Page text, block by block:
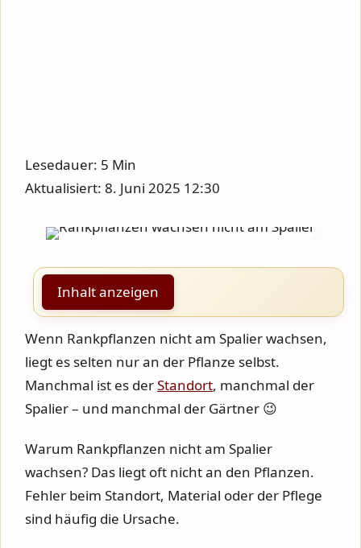
Lesedauer: 5 Min
Aktualisiert: 8. Juni 2025 12:30
Inhalt anzeigen
Wenn Rankpflanzen nicht am Spalier wachsen,
liegt es selten nur an der Pflanze selbst.
Manchmal ist es derStandort, manchmal der
Spalier – und manchmal der Gärtner 😉
Warum Rankpflanzen nicht am Spalier
wachsen? Das liegt oft nicht an den Pflanzen.
Fehler beim Standort, Material oder der Pflege
sind häufig die Ursache.